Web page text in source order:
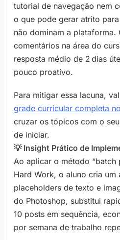
tutorial de navegação nem
o que pode gerar atrito
não dominam a plataforma.
comentários na área do
resposta médio de 2 dias
pouco proativo.
Para mitigar essa lacuna,
grade curricular completa
cruzar os tópicos com o
de iniciar.
💡 Insight Prático de
Ao aplicar o método
Hard Work, o aluno cria um
placeholders de texto e
do Photoshop, substitui
10 posts em sequência,
por semana de trabalho